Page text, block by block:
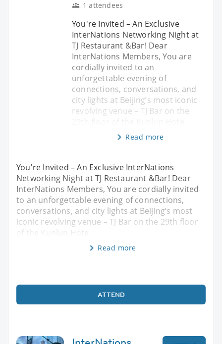
1 attendees
You're Invited – An Exclusive
InterNations Networking Night at
TJ Restaurant &Bar! Dear
InterNations Members, You are
cordially invited to an
unforgettable evening of
connections, conversations, and
city lights at Beijing’s most iconic
revolving venue – TJ Bar on the
Read more
You're Invited – An Exclusive InterNations
Networking Night at TJ Restaurant &Bar! Dear
InterNations Members, You are cordially invited
to an unforgettable evening of connections,
conversations, and city lights at Beijing’s most
iconic revolving venue – TJ Bar on the 29th floor
of the Kunlun Hote
Read more
ATTEND